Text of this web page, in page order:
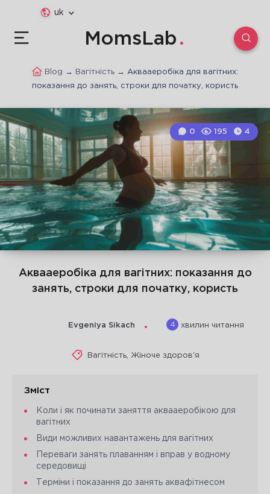
uk
MomsLab
Blog → Вагітність → Аквааеробіка для вагітних:
показання до занять, строки для початку, користь
Аквааеробіка для вагітних: показання до
занять, строки для початку, користь
0 195 4
Evgeniya Sikach 4 хвилин читання
Вагітність, Жіноче здоров'я
Зміст
Коли і як починати заняття аквааеробікою для
вагітних
Види можливих навантажень для вагітних
Переваги занять плаванням і вправ у водному
середовищі
Терміни і показання до занять аквафітнесом